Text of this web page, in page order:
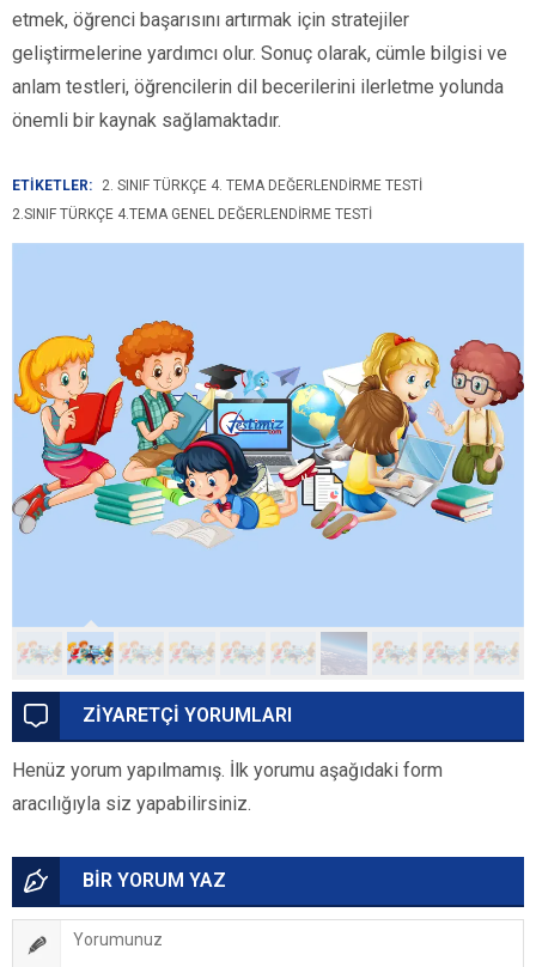
etmek, öğrenci başarısını artırmak için stratejiler
geliştirmelerine yardımcı olur. Sonuç olarak, cümle bilgisi ve
anlam testleri, öğrencilerin dil becerilerini ilerletme yolunda
önemli bir kaynak sağlamaktadır.
ETİKETLER:
2. SINIF TÜRKÇE 4. TEMA DEĞERLENDIRME TESTI
2.SINIF TÜRKÇE 4.TEMA GENEL DEĞERLENDIRME TESTI
ZİYARETÇİ YORUMLARI
Henüz yorum yapılmamış. İlk yorumu aşağıdaki form
aracılığıyla siz yapabilirsiniz.
BİR YORUM YAZ